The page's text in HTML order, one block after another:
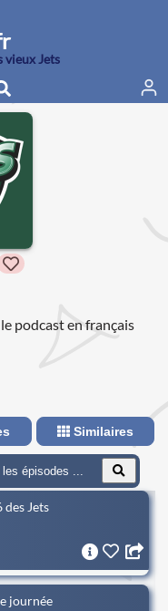
vieux Jets
podcast en français
Similaires
des Jets
journée